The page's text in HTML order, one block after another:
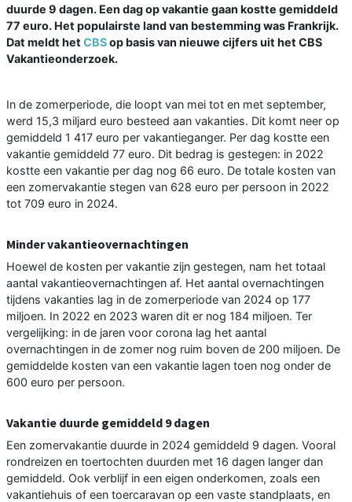
duurde 9 dagen. Een dag op vakantie gaan kostte gemiddeld
77 euro. Het populairste land van bestemming was Frankrijk.
Dat meldt het CBSop basis van nieuwe cijfers uit het CBS
Vakantieonderzoek.
In de zomerperiode, die loopt van mei tot en met september,
werd 15,3 miljard euro besteed aan vakanties. Dit komt neer op
gemiddeld 1 417 euro per vakantieganger. Per dag kostte een
vakantie gemiddeld 77 euro. Dit bedrag is gestegen: in 2022
kostte een vakantie per dag nog 66 euro. De totale kosten van
een zomervakantie stegen van 628 euro per persoon in 2022
tot 709 euro in 2024.
Minder vakantieovernachtingen
Hoewel de kosten per vakantie zijn gestegen, nam het totaal
aantal vakantieovernachtingen af. Het aantal overnachtingen
tijdens vakanties lag in de zomerperiode van 2024 op 177
miljoen. In 2022 en 2023 waren dit er nog 184 miljoen. Ter
vergelijking: in de jaren voor corona lag het aantal
overnachtingen in de zomer nog ruim boven de 200 miljoen. De
gemiddelde kosten van een vakantie lagen toen nog onder de
600 euro per persoon.
Vakantie duurde gemiddeld 9 dagen
Een zomervakantie duurde in 2024 gemiddeld 9 dagen. Vooral
rondreizen en toertochten duurden met 16 dagen langer dan
gemiddeld. Ook verblijf in een eigen onderkomen, zoals een
vakantiehuis of een toercaravan op een vaste standplaats, en